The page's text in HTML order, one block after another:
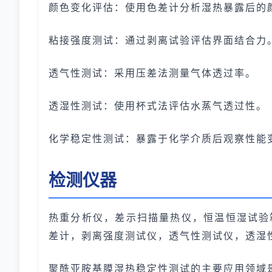
颜色变化评估：使用色差计分析湿热暴露后的
粘接强度测试：通过剥离试验评估界面结合力
透气性测试：采用压差法测量气体透过率。
透湿性测试：使用杯式法评估水蒸气透过性。
化学稳定性测试：暴露于化学介质后观察性能
检测仪器
热重分析仪，差示扫描量热仪，恒温恒湿试
差计，剥离强度测试仪，透气性测试仪，透
聚酰亚胺基膜湿热稳定性测试的主要应用领